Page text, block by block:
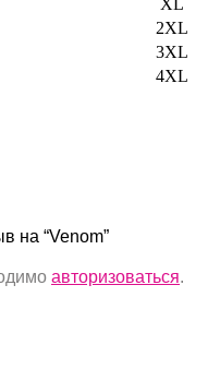
XL
2XL
3XL
4XL
на “Venom”
авторизоваться.